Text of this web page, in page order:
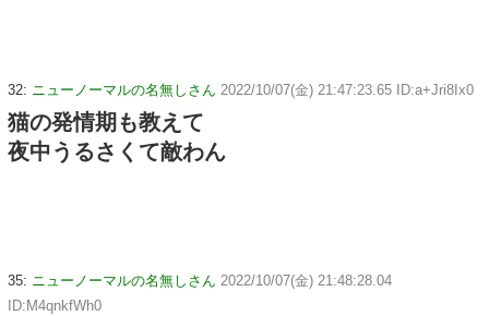
32: ニューノーマルの名無しさん 2022/10/07(金) 21:47:23.65 ID:a+Jri8Ix0
猫の発情期も教えて
夜中うるさくて敵わん
35: ニューノーマルの名無しさん 2022/10/07(金) 21:48:28.04
ID:M4qnkfWh0